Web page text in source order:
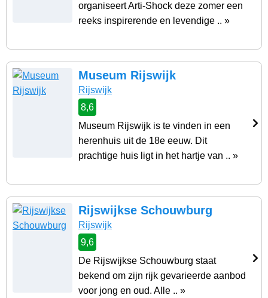
organiseert Arti-Shock deze zomer een
reeks inspirerende en levendige .. »
Museum Rijswijk
Rijswijk
8,6
Museum Rijswijk is te vinden in een
herenhuis uit de 18e eeuw. Dit
prachtige huis ligt in het hartje van .. »
Rijswijkse Schouwburg
Rijswijk
9,6
De Rijswijkse Schouwburg staat
bekend om zijn rijk gevarieerde aanbod
voor jong en oud. Alle .. »